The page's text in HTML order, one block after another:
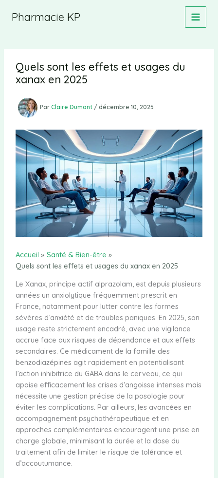
Pharmacie KP
Quels sont les effets et usages du
xanax en 2025
Par Claire Dumont / décembre 10, 2025
Accueil
Santé & Bien-être
Quels sont les effets et usages du xanax en 2025
Le Xanax, principe actif alprazolam, est depuis plusieurs
années un anxiolytique fréquemment prescrit en
France, notamment pour lutter contre les formes
sévères d’anxiété et de troubles paniques. En 2025, son
usage reste strictement encadré, avec une vigilance
accrue face aux risques de dépendance et aux effets
secondaires. Ce médicament de la famille des
benzodiazépines agit rapidement en potentialisant
l’action inhibitrice du GABA dans le cerveau, ce qui
apaise efficacement les crises d’angoisse intenses mais
nécessite une gestion précise de la posologie pour
éviter les complications. Par ailleurs, les avancées en
accompagnement psychothérapeutique et en
approches complémentaires encouragent une prise en
charge globale, minimisant la durée et la dose du
traitement afin de limiter le risque de tolérance et
d’accoutumance.